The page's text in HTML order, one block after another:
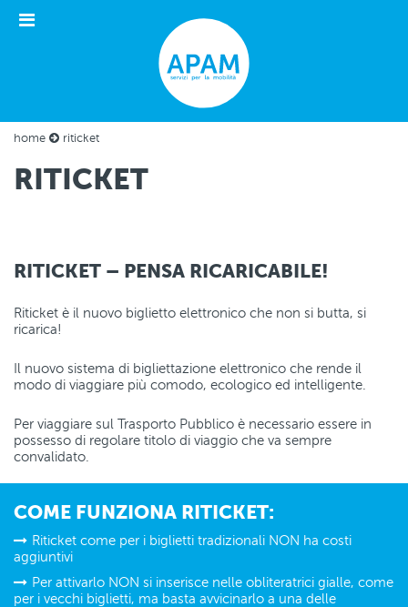
Apri
il
home riticket
RITICKET
RITICKET – PENSA RICARICABILE!
Riticket è il nuovo biglietto elettronico che non si butta, si
ricarica!
Il nuovo sistema di bigliettazione elettronico che rende il
modo di viaggiare più comodo, ecologico ed intelligente.
Per viaggiare sul Trasporto Pubblico è necessario essere in
possesso di regolare titolo di viaggio che va sempre
convalidato.
COME FUNZIONA RITICKET:
Riticket come per i biglietti tradizionali NON ha costi
aggiuntivi
Per attivarlo NON si inserisce nelle obliteratrici gialle, come
per i vecchi biglietti, ma basta avvicinarlo a una delle